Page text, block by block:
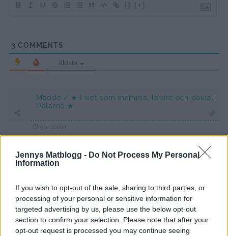
Jennys Matblogg - Do Not Process My Personal
Information
If you wish to opt-out of the sale, sharing to third parties, or
processing of your personal or sensitive information for
targeted advertising by us, please use the below opt-out
section to confirm your selection. Please note that after your
opt-out request is processed you may continue seeing
{} [+]
3 COMMENTS
äldsta
Madde / ★ Livet som mamma, lärare och doula i
Dalarna ★
0
Madeleine
9 år sedan
Smörgåslunch blir det ofta här oxå när man bara skall